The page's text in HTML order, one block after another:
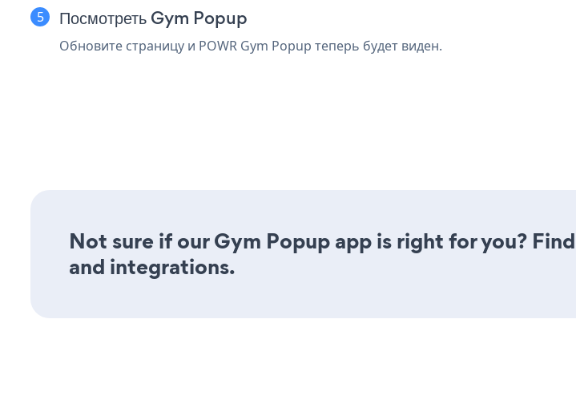
Посмотреть Gym Popup
Обновите страницу и POWR Gym Popup теперь будет виден.
Not sure if our Gym Popup app is right for you?
and integrations.